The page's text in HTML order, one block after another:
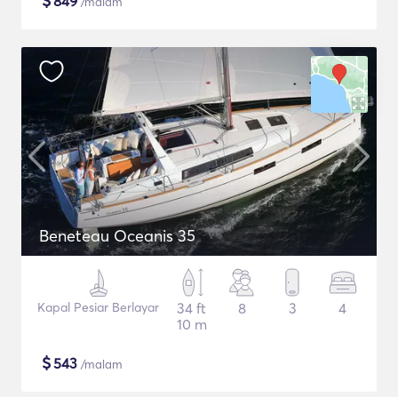
Beneteau Oceanis 35
Kapal Pesiar Berlayar
34 ft
10 m
8 3 4
$543 /malam